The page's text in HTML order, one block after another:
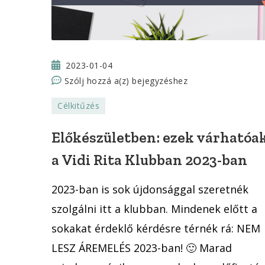
2023-01-04
Szólj hozzá a(z)Előkészületben:
Vidi
Rita
2023-
ban
bejegyzéshez
Célkitűzés
Előkészületben: ezek
a Vidi Rita Klubban 2023-ban
2023-ban is sok újdonsággal szeretnék
szolgálni itt a klubban. Mindenek előtt a
sokakat érdeklő kérdésre térnék rá: NEM
LESZ ÁREMELÉS 2023-ban! 🙂 Marad